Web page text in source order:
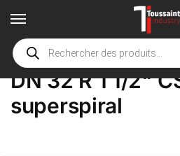
Accueil boutique / Product Options
DN 32 R 1 1/2"
superspiral